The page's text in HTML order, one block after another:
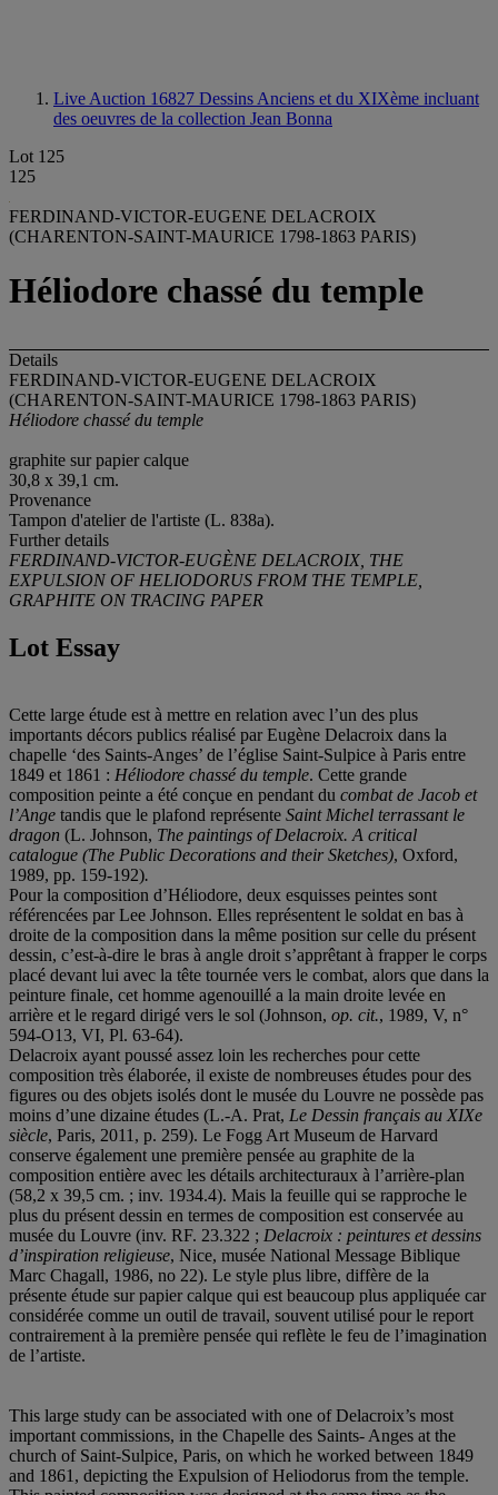
Live Auction 16827 Dessins Anciens et du XIXème incluant
des oeuvres de la collection Jean Bonna
Lot 125
125
FERDINAND-VICTOR-EUGENE DELACROIX
(CHARENTON-SAINT-MAURICE 1798-1863 PARIS)
Héliodore chassé du temple
Details
FERDINAND-VICTOR-EUGENE DELACROIX
(CHARENTON-SAINT-MAURICE 1798-1863 PARIS)
Héliodore chassé du temple
graphite sur papier calque
30,8 x 39,1 cm.
Provenance
Tampon d'atelier de l'artiste (L. 838a).
Further details
FERDINAND-VICTOR-EUGÈNE DELACROIX, THE
EXPULSION OF HELIODORUS FROM THE TEMPLE,
GRAPHITE ON TRACING PAPER
Lot Essay
Cette large étude est à mettre en relation avec l’un des plus
importants décors publics réalisé par Eugène Delacroix dans la
chapelle ‘des Saints-Anges’ de l’église Saint-Sulpice à Paris entre
1849 et 1861 : Héliodore chassé du temple. Cette grande
composition peinte a été conçue en pendant du combat de Jacob et
l’Ange tandis que le plafond représente Saint Michel terrassant le
dragon (L. Johnson, The paintings of Delacroix. A critical
catalogue (The Public Decorations and their Sketches), Oxford,
1989, pp. 159-192).
Pour la composition d’Héliodore, deux esquisses peintes sont
référencées par Lee Johnson. Elles représentent le soldat en bas à
droite de la composition dans la même position sur celle du présent
dessin, c’est-à-dire le bras à angle droit s’apprêtant à frapper le corps
placé devant lui avec la tête tournée vers le combat, alors que dans la
peinture finale, cet homme agenouillé a la main droite levée en
arrière et le regard dirigé vers le sol (Johnson, op. cit., 1989, V, n°
594-O13, VI, Pl. 63-64).
Delacroix ayant poussé assez loin les recherches pour cette
composition très élaborée, il existe de nombreuses études pour des
figures ou des objets isolés dont le musée du Louvre ne possède pas
moins d’une dizaine études (L.-A. Prat, Le Dessin français au XIXe
siècle, Paris, 2011, p. 259). Le Fogg Art Museum de Harvard
conserve également une première pensée au graphite de la
composition entière avec les détails architecturaux à l’arrière-plan
(58,2 x 39,5 cm. ; inv. 1934.4). Mais la feuille qui se rapproche le
plus du présent dessin en termes de composition est conservée au
musée du Louvre (inv. RF. 23.322 ; Delacroix : peintures et dessins
d’inspiration religieuse, Nice, musée National Message Biblique
Marc Chagall, 1986, no 22). Le style plus libre, diffère de la
présente étude sur papier calque qui est beaucoup plus appliquée car
considérée comme un outil de travail, souvent utilisé pour le report
contrairement à la première pensée qui reflète le feu de l’imagination
de l’artiste.
This large study can be associated with one of Delacroix’s most
important commissions, in the Chapelle des Saints- Anges at the
church of Saint-Sulpice, Paris, on which he worked between 1849
and 1861, depicting the Expulsion of Heliodorus from the temple.